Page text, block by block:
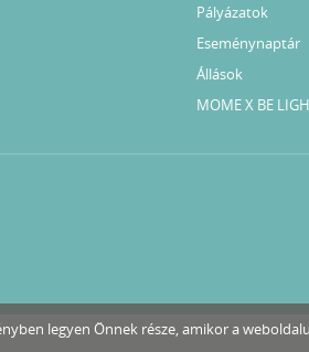
Pályázatok
Eseménynaptár
Állások
MOME X BE
legyen Önnek része, amikor a